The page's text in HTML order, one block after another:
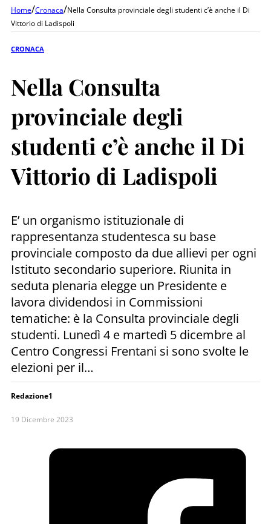
Home/Cronaca/Nella Consulta provinciale degli studenti c’è anche il Di
Vittorio di Ladispoli
CRONACA
Nella Consulta
provinciale degli
studenti c’è anche il Di
Vittorio di Ladispoli
E’ un organismo istituzionale di
rappresentanza studentesca su base
provinciale composto da due allievi per ogni
Istituto secondario superiore. Riunita in
seduta plenaria elegge un Presidente e
lavora dividendosi in Commissioni
tematiche: è la Consulta provinciale degli
studenti. Lunedì 4 e martedì 5 dicembre al
Centro Congressi Frentani si sono svolte le
elezioni per il…
Redazione1
19 Dicembre 2023